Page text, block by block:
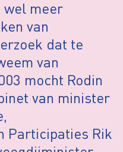
wel meer
van
dat te
van
mocht Rodin
van minister
Participaties Rik